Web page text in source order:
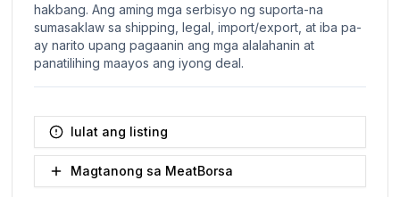
hakbang. Ang aming mga serbisyo ng suporta-na
sumasaklaw sa shipping, legal, import/export, at iba pa-
ay narito upang pagaanin ang mga alalahanin at
panatilihing maayos ang iyong deal.
Iulat ang listing
Magtanong sa MeatBorsa